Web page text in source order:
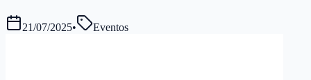
21/07/2025• Eventos